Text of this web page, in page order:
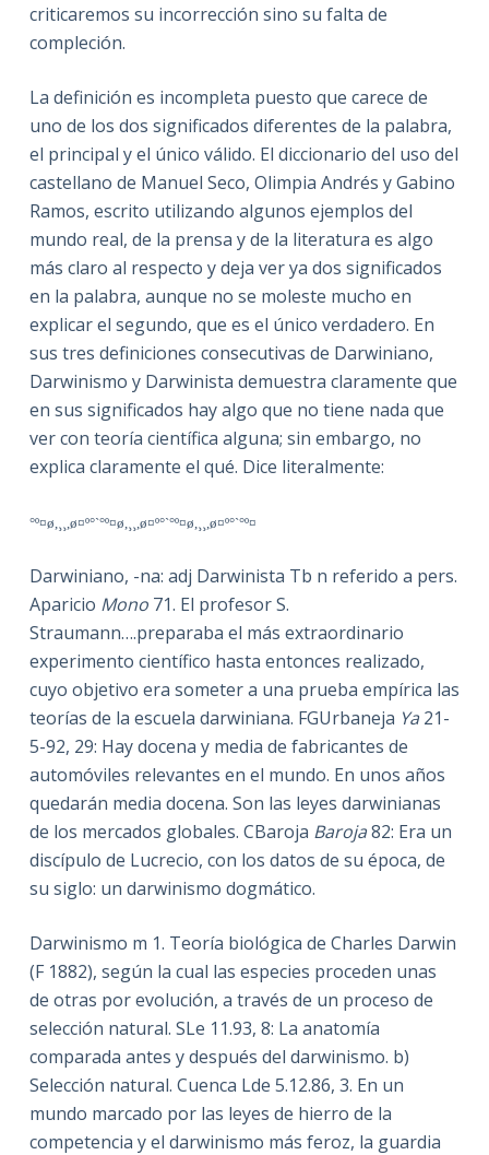
criticaremos su incorrección sino su falta de
compleción.
La definición es incompleta puesto que carece de
uno de los dos significados diferentes de la palabra,
el principal y el único válido. El diccionario del uso del
castellano de Manuel Seco, Olimpia Andrés y Gabino
Ramos, escrito utilizando algunos ejemplos del
mundo real, de la prensa y de la literatura es algo
más claro al respecto y deja ver ya dos significados
en la palabra, aunque no se moleste mucho en
explicar el segundo, que es el único verdadero. En
sus tres definiciones consecutivas de Darwiniano,
Darwinismo y Darwinista demuestra claramente que
en sus significados hay algo que no tiene nada que
ver con teoría científica alguna; sin embargo, no
explica claramente el qué. Dice literalmente:
°º¤ø,¸¸,ø¤º°`°º¤ø,¸¸,ø¤º°`°º¤ø,¸¸,ø¤º°`°º¤
Darwiniano, -na: adj Darwinista Tb n referido a pers.
Aparicio Mono 71. El profesor S.
Straumann….preparaba el más extraordinario
experimento científico hasta entonces realizado,
cuyo objetivo era someter a una prueba empírica las
teorías de la escuela darwiniana. FGUrbaneja Ya 21-
5-92, 29: Hay docena y media de fabricantes de
automóviles relevantes en el mundo. En unos años
quedarán media docena. Son las leyes darwinianas
de los mercados globales. CBaroja Baroja82: Era un
discípulo de Lucrecio, con los datos de su época, de
su siglo: un darwinismo dogmático.
Darwinismo m 1. Teoría biológica de Charles Darwin
(F 1882), según la cual las especies proceden unas
de otras por evolución, a través de un proceso de
selección natural. SLe 11.93, 8: La anatomía
comparada antes y después del darwinismo. b)
Selección natural. Cuenca Lde 5.12.86, 3. En un
mundo marcado por las leyes de hierro de la
competencia y el darwinismo más feroz, la guardia